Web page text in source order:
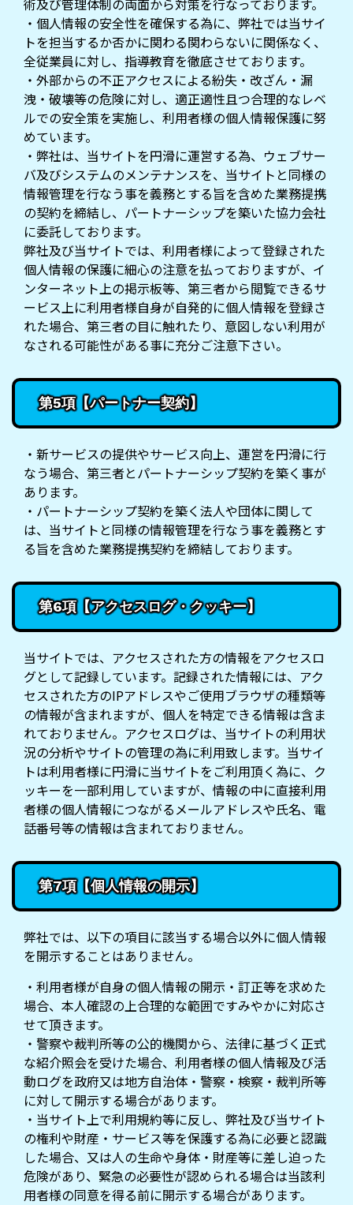
・個人情報の安全性を確保する為に、弊社では当サイ
トを担当するか否かに関わる関わらないに関係なく、
全従業員に対し、指導教育を徹底させております。
・外部からの不正アクセスによる紛失・改ざん・漏
洩・破壊等の危険に対し、適正適性且つ合理的なレベ
ルでの安全策を実施し、利用者様の個人情報保護に努
めています。
・弊社は、当サイトを円滑に運営する為、ウェブサー
バ及びシステムのメンテナンスを、当サイトと同様の
情報管理を行なう事を義務とする旨を含めた業務提携
の契約を締結し、パートナーシップを築いた協力会社
に委託しております。
弊社及び当サイトでは、利用者様によって登録された
個人情報の保護に細心の注意を払っておりますが、イ
ンターネット上の掲示板等、第三者から閲覧できるサ
ービス上に利用者様自身が自発的に個人情報を登録さ
れた場合、第三者の目に触れたり、意図しない利用が
なされる可能性がある事に充分ご注意下さい。
第5項【パートナー契約】
・新サービスの提供やサービス向上、運営を円滑に行
なう場合、第三者とパートナーシップ契約を築く事が
あります。
・パートナーシップ契約を築く法人や団体に関して
は、当サイトと同様の情報管理を行なう事を義務とす
る旨を含めた業務提携契約を締結しております。
第6項【アクセスログ・クッキー】
当サイトでは、アクセスされた方の情報をアクセスロ
グとして記録しています。記録された情報には、アク
セスされた方のIPアドレスやご使用ブラウザの種類等
の情報が含まれますが、個人を特定できる情報は含ま
れておりません。アクセスログは、当サイトの利用状
況の分析やサイトの管理の為に利用致します。当サイ
トは利用者様に円滑に当サイトをご利用頂く為に、ク
ッキーを一部利用していますが、情報の中に直接利用
者様の個人情報につながるメールアドレスや氏名、電
話番号等の情報は含まれておりません。
第7項【個人情報の開示】
弊社では、以下の項目に該当する場合以外に個人情報
を開示することはありません。
・利用者様が自身の個人情報の開示・訂正等を求めた
場合、本人確認の上合理的な範囲ですみやかに対応さ
せて頂きます。
・警察や裁判所等の公的機関から、法律に基づく正式
な紹介照会を受けた場合、利用者様の個人情報及び活
動ログを政府又は地方自治体・警察・検察・裁判所等
に対して開示する場合があります。
・当サイト上で利用規約等に反し、弊社及び当サイト
の権利や財産・サービス等を保護する為に必要と認識
した場合、又は人の生命や身体・財産等に差し迫った
危険があり、緊急の必要性が認められる場合は当該利
用者様の同意を得る前に開示する場合があります。